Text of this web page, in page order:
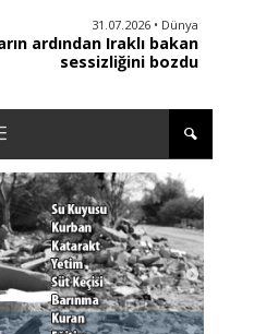
31.07.2026 • Dünya
ardından Iraklı bakan
sessizliğini bozdu
30.07.2026 • Türkiye
sonlandırdı